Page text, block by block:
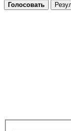
Голосовать